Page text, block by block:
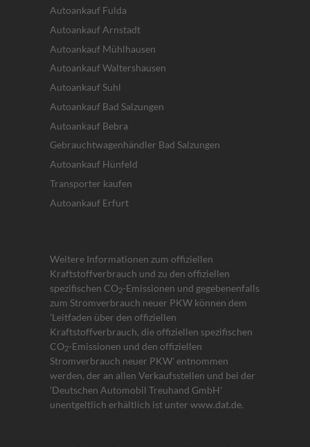
Autoankauf Fulda
Autoankauf Arnstadt
Autoankauf Mühlhausen
Autoankauf Waltershausen
Autoankauf Suhl
Autoankauf Bad Salzungen
Autoankauf Bebra
Gebrauchtwagenhändler Bad Salzungen
Autoankauf Hünfeld
Transporter kaufen
Autoankauf Erfurt
Weitere Informationen zum offiziellen
Kraftstoffverbrauch und zu den offiziellen
spezifischen CO2-Emissionen und gegebenenfalls
zum Stromverbrauch neuer PKW können dem
'Leitfaden über den offiziellen
Kraftstoffverbrauch, die offiziellen spezifischen
CO2-Emissionen und den offiziellen
Stromverbrauch neuer PKW' entnommen
werden, der an allen Verkaufsstellen und bei der
'Deutschen Automobil Treuhand GmbH'
unentgeltlich erhältlich ist unter www.dat.de.